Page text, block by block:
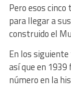
Pero esos
para llegar a
construido el
En los
así que en
número en la